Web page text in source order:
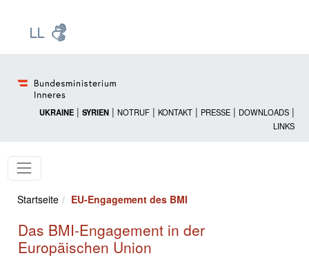
UKRAINE | SYRIEN | NOTRUF | KONTAKT | PRESSE | DOWNLOADS |
LINKS
Startseite EU-Engagement des BMI
Das BMI-Engagement in der
Europäischen Union